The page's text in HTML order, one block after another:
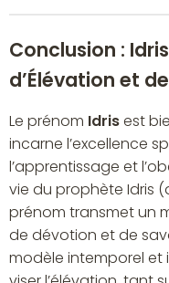
Conclusion :
d’Élévation et
Le prénom Idrisest
incarne l’excellence
l’apprentissage et
vie du prophète Idris
prénom transmet un
de dévotion et de
modèle intemporel et